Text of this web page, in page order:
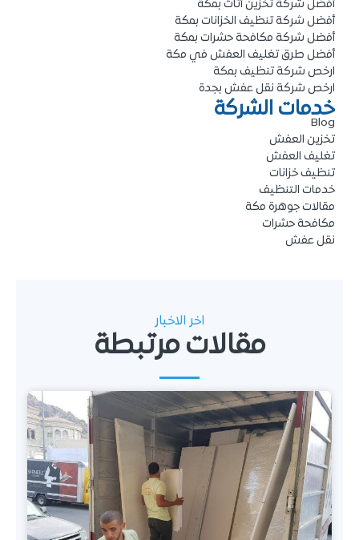
أفضل شركة تخزين أثاث بمكة
أفضل شركة تنظيف الخزانات بمكة
أفضل شركة مكافحة حشرات بمكة
أفضل طرق تغليف العفش في مكة
ارخص شركة تنظيف بمكة
ارخص شركة نقل عفش بجدة
خدمات الشركة
Blog
تخزين العفش
تغليف العفش
تنظيف خزانات
خدمات التنظيف
مقالات جوهرة مكة
مكافحة حشرات
نقل عفش
اخر الاخبار
مقالات مرتبطة